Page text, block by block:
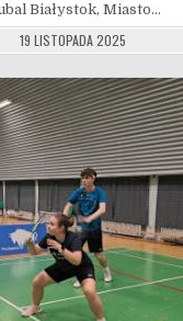
Białystok, Miasto…
19 LISTOPADA 2025